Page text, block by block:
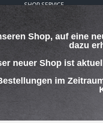
Shop, auf eine
dazu
neuer Shop ist
im
SHOP SERVICE
Defektes Produkt
Verpackungsentsorgung
Kontakt
Versand und
Widerrufsrecht
AGB